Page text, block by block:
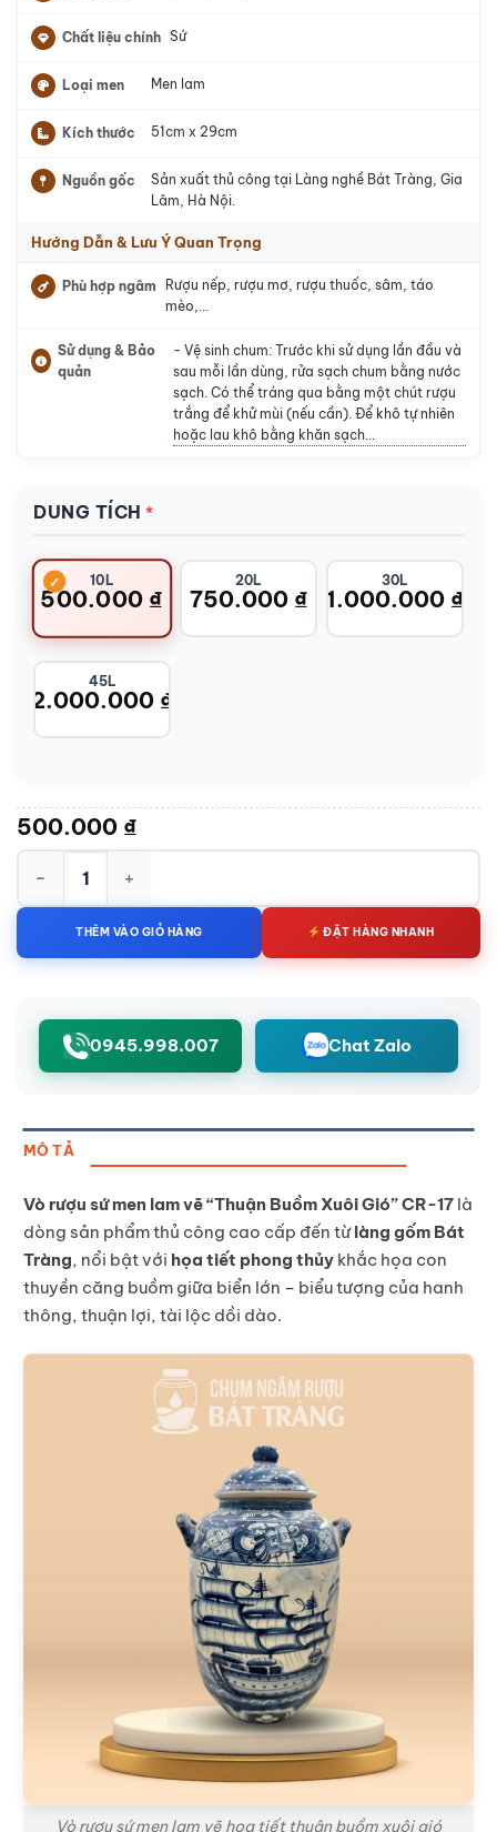
Chất liệu chính Sứ
Loại men Men lam
Kích thước 51cm x 29cm
Nguồn gốc
Sản xuất thủ công tại Làng nghề Bát Tràng, Gia
Lâm, Hà Nội.
Hướng Dẫn & Lưu Ý Quan Trọng
Phù hợp ngâm
Rượu nếp, rượu mơ, rượu thuốc, sâm, táo
mèo,...
Sử dụng & Bảo
quản
- Vệ sinh chum: Trước khi sử dụng lần đầu và
sau mỗi lần dùng, rửa sạch chum bằng nước
sạch. Có thể tráng qua bằng một chút rượu
trắng để khử mùi (nếu cần). Để khô tự nhiên
hoặc lau khô bằng khăn sạch...
DUNG TÍCH
10L
500.000 ₫
20L
750.000 ₫
30L
1.000.000 ₫
45L
2.000.000 ₫
500.000 ₫
Vò Rượu Sứ Men Lam Vẽ Họa Tiết Thuận Buồm Xuôi Gió CR-17
THÊM VÀO GIỎ HÀNG ĐẶT HÀNG NHANH
0945.998.007 Chat Zalo
MÔ TẢ
Vò rượu sứ men lam vẽ “Thuận Buồm Xuôi Gió” CR-17là
dòng sản phẩm thủ công cao cấp đến từlàng gốm Bát
Tràng, nổi bật với họa tiết phong thủykhắc họa con
thuyền căng buồm giữa biển lớn – biểu tượng của hanh
thông, thuận lợi, tài lộc dồi dào.
Vò rượu sứ men lam vẽ họa tiết thuận buồm xuôi gió